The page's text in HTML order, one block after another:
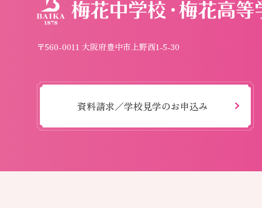
〒560-0011 大阪府豊中市上野西1-5-30
資料請求／学校見学のお申込み